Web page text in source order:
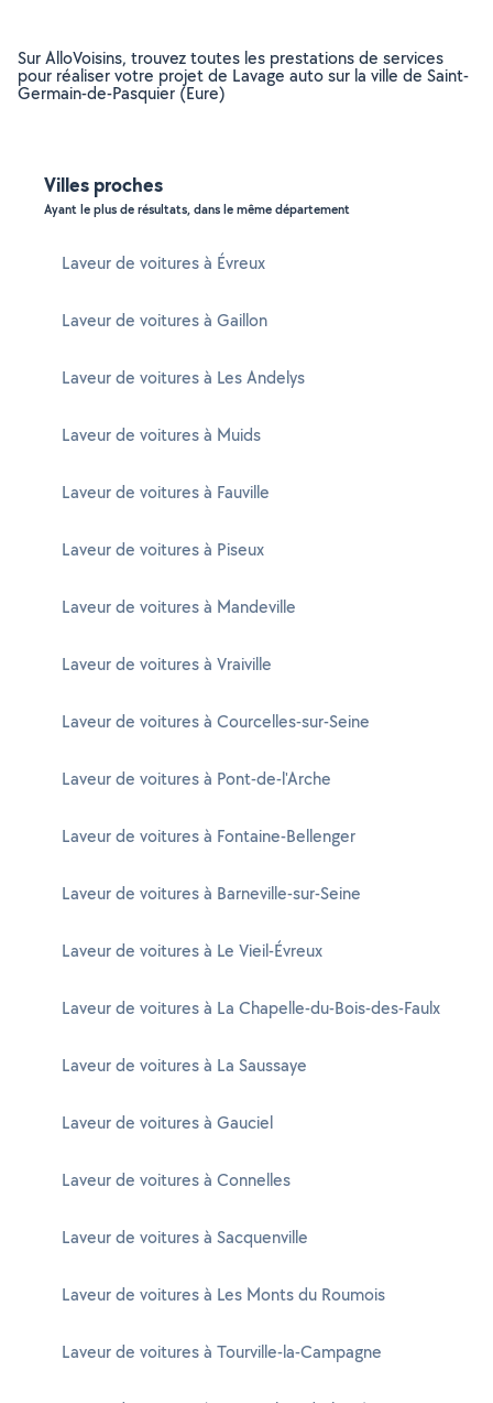
Sur AlloVoisins, trouvez toutes les prestations de services
pour réaliser votre projet de Lavage auto sur la ville de Saint-
Germain-de-Pasquier (Eure)
Villes proches
Ayant le plus de résultats, dans le même département
Laveur de voitures à Évreux
Laveur de voitures à Gaillon
Laveur de voitures à Les Andelys
Laveur de voitures à Muids
Laveur de voitures à Fauville
Laveur de voitures à Piseux
Laveur de voitures à Mandeville
Laveur de voitures à Vraiville
Laveur de voitures à Courcelles-sur-Seine
Laveur de voitures à Pont-de-l'Arche
Laveur de voitures à Fontaine-Bellenger
Laveur de voitures à Barneville-sur-Seine
Laveur de voitures à Le Vieil-Évreux
Laveur de voitures à La Chapelle-du-Bois-des-Faulx
Laveur de voitures à La Saussaye
Laveur de voitures à Gauciel
Laveur de voitures à Connelles
Laveur de voitures à Sacquenville
Laveur de voitures à Les Monts du Roumois
Laveur de voitures à Tourville-la-Campagne